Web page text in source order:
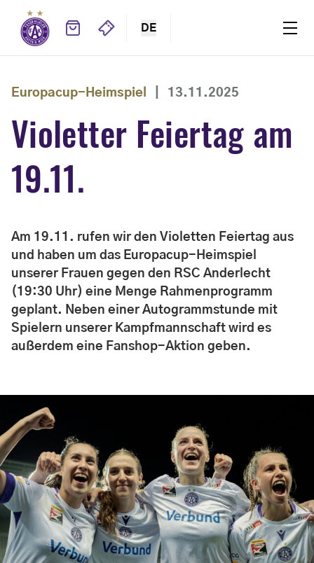
DE
Europacup-Heimspiel 13.11.2025
Violetter Feiertag am
19.11.
Am 19.11. rufen wir den Violetten Feiertag aus
und haben um das Europacup-Heimspiel
unserer Frauen gegen den RSC Anderlecht
(19:30 Uhr) eine Menge Rahmenprogramm
geplant. Neben einer Autogrammstunde mit
Spielern unserer Kampfmannschaft wird es
außerdem eine Fanshop-Aktion geben.